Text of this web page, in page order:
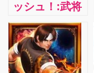
ッシュ！:武将
と共に乱世を
駆け抜けろ！
爽快ひっぱり
大戦アクショ